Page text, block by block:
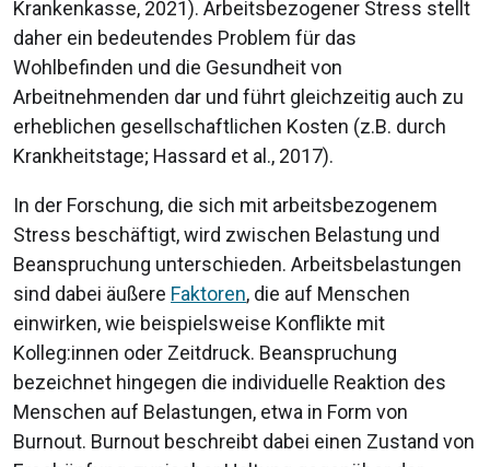
Krankenkasse, 2021). Arbeitsbezogener Stress stellt
daher ein bedeutendes Problem für das
Wohlbefinden und die Gesundheit von
Arbeitnehmenden dar und führt gleichzeitig auch zu
erheblichen gesellschaftlichen Kosten (z.B. durch
Krankheitstage; Hassard et al., 2017).
In der Forschung, die sich mit arbeitsbezogenem
Stress beschäftigt, wird zwischen Belastung und
Beanspruchung unterschieden. Arbeitsbelastungen
sind dabei äußere Faktoren, die auf Menschen
einwirken, wie beispielsweise Konflikte mit
Kolleg:innen oder Zeitdruck. Beanspruchung
bezeichnet hingegen die individuelle Reaktion des
Menschen auf Belastungen, etwa in Form von
Burnout. Burnout beschreibt dabei einen Zustand von